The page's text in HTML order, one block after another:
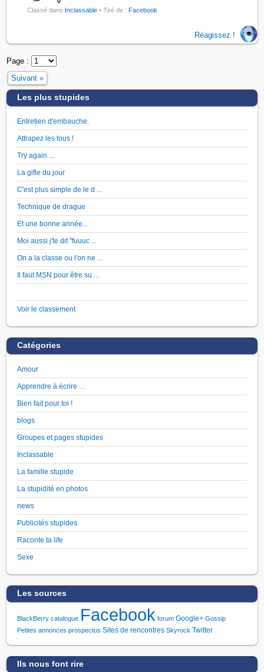
Classé dans Inclassable • Tiré de : Facebook
Réagissez !
Page :
Suivant »
Les plus stupides
Entretien d'embauche.
Attrapez les tous !
Try again ...
La gifle du jour
C'est plus simple de le d ...
Technique de drague
Et une bonne année...
Moi aussi j'te dit "fuuuc ...
On a la classe ou l'on ne ...
Il faut MSN pour être su ...
Voir le classement
Catégories
Amour
Apprendre à écrire …
Bien fait pour toi !
blogs
Groupes et pages stupides
Inclassable
La famille stupide
La stupidité en photos
news
Publicités stupides
Raconte ta life
Sexe
Les sources
BlackBerry catalogue Facebook forum Google+ Gossip
Petites annonces prospectus Sites de rencontres Skyrock Twitter
Ils nous font rire